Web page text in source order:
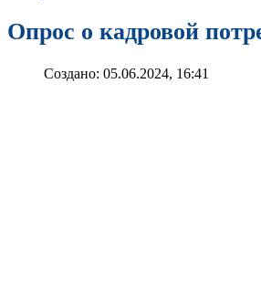
Опрос о кадровой
Создано: 05.06.2024, 16:41